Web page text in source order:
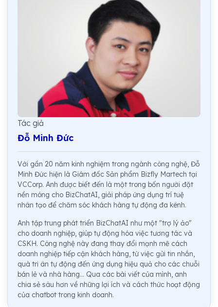
Tác giả
Đỗ Minh Đức
Với gần 20 năm kinh nghiệm trong ngành công nghệ, Đỗ
Minh Đức hiện là Giám đốc Sản phẩm Bizfly Martech tại
VCCorp. Anh được biết đến là một trong bốn người đặt
nền móng cho BizChatAI, giải pháp ứng dụng trí tuệ
nhân tạo để chăm sóc khách hàng tự động đa kênh.
Anh tập trung phát triển BizChatAI như một "trợ lý ảo"
cho doanh nghiệp, giúp tự động hóa việc tương tác và
CSKH. Công nghệ này đang thay đổi mạnh mẽ cách
doanh nghiệp tiếp cận khách hàng, từ việc gửi tin nhắn,
quà tri ân tự động đến ứng dụng hiệu quả cho các chuỗi
bán lẻ và nhà hàng... Qua các bài viết của mình, anh
chia sẻ sâu hơn về những lợi ích và cách thức hoạt động
của chatbot trong kinh doanh.